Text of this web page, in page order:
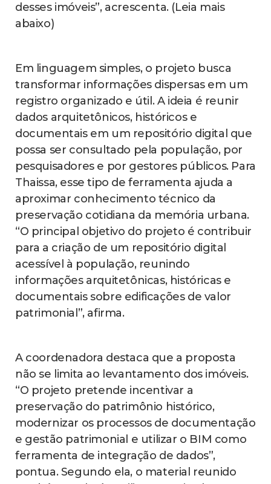
desses imóveis”, acrescenta. (Leia mais
abaixo)
Em linguagem simples, o projeto busca
transformar informações dispersas em um
registro organizado e útil. A ideia é reunir
dados arquitetônicos, históricos e
documentais em um repositório digital que
possa ser consultado pela população, por
pesquisadores e por gestores públicos. Para
Thaissa, esse tipo de ferramenta ajuda a
aproximar conhecimento técnico da
preservação cotidiana da memória urbana.
“O principal objetivo do projeto é contribuir
para a criação de um repositório digital
acessível à população, reunindo
informações arquitetônicas, históricas e
documentais sobre edificações de valor
patrimonial”, afirma.
A coordenadora destaca que a proposta
não se limita ao levantamento dos imóveis.
“O projeto pretende incentivar a
preservação do patrimônio histórico,
modernizar os processos de documentação
e gestão patrimonial e utilizar o BIM como
ferramenta de integração de dados”,
pontua. Segundo ela, o material reunido